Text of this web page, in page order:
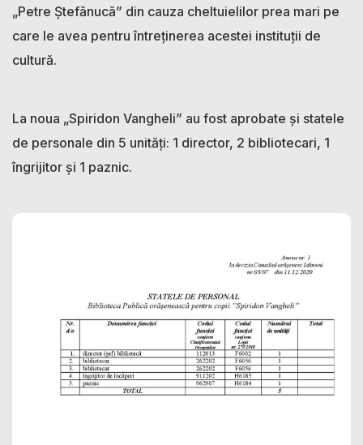
„Petre Ștefănucă” din cauza cheltuielilor prea mari pe
care le avea pentru întreținerea acestei instituții de
cultură.
La noua „Spiridon Vangheli” au fost aprobate și statele
de personale din 5 unități: 1 director, 2 bibliotecari, 1
îngrijitor și 1 paznic.